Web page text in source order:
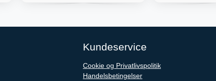
Kundeservice
Cookie og Privatlivspolitik
Handelsbetingelser